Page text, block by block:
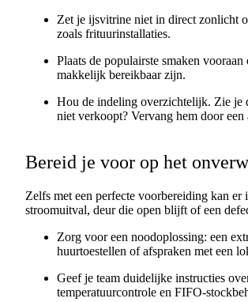
Zet je ijsvitrine niet in direct zonlicht
zoals frituurinstallaties.
Plaats de populairste smaken vooraan
makkelijk bereikbaar zijn.
Hou de indeling overzichtelijk. Zie je
niet verkoopt? Vervang hem door een
Bereid je voor op het
Zelfs met een perfecte voorbereiding kan er
stroomuitval, deur die open blijft of een
Zorg voor een noodoplossing: een
huurtoestellen of afspraken met een
Geef je team duidelijke instructies
temperatuurcontrole en FIFO-